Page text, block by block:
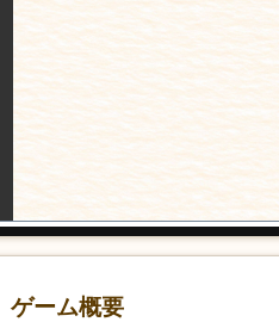
ゲーム概要